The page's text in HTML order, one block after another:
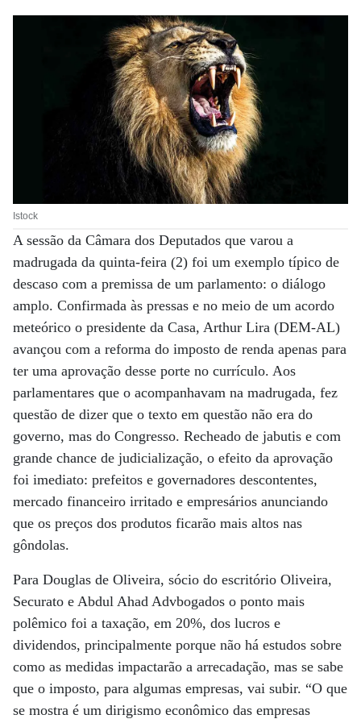
Istock
A sessão da Câmara dos Deputados que varou a
madrugada da quinta-feira (2) foi um exemplo típico de
descaso com a premissa de um parlamento: o diálogo
amplo. Confirmada às pressas e no meio de um acordo
meteórico o presidente da Casa, Arthur Lira (DEM-AL)
avançou com a reforma do imposto de renda apenas para
ter uma aprovação desse porte no currículo. Aos
parlamentares que o acompanhavam na madrugada, fez
questão de dizer que o texto em questão não era do
governo, mas do Congresso. Recheado de jabutis e com
grande chance de judicialização, o efeito da aprovação
foi imediato: prefeitos e governadores descontentes,
mercado financeiro irritado e empresários anunciando
que os preços dos produtos ficarão mais altos nas
gôndolas.
Para Douglas de Oliveira, sócio do escritório Oliveira,
Securato e Abdul Ahad Advbogados o ponto mais
polêmico foi a taxação, em 20%, dos lucros e
dividendos, principalmente porque não há estudos sobre
como as medidas impactarão a arrecadação, mas se sabe
que o imposto, para algumas empresas, vai subir. “O que
se mostra é um dirigismo econômico das empresas